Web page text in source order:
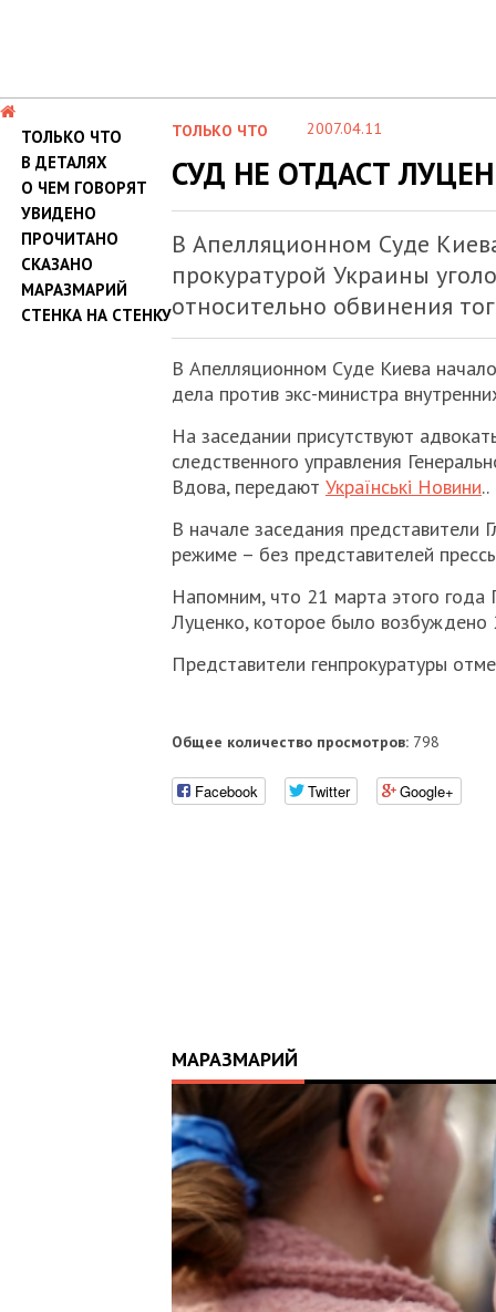
ТОЛЬКО ЧТО
В ДЕТАЛЯХ
О ЧЕМ ГОВОРЯТ
УВИДЕНО
ПРОЧИТАНО
СКАЗАНО
МАРАЗМАРИЙ
СТЕНКА НА СТЕНКУ
ТОЛЬКО ЧТО 2007.04.11
СУД НЕ ОТДАСТ
В Апелляционном Суде
прокуратурой Украины
относительно обвинения
В Апелляционном Суде Киева
дела против экс-министра
На заседании присутствуют
следственного управления
Вдова, передают Українські Новини..
В начале заседания представители
режиме – без представителей
Напомним, что 21 марта этого года
Луценко, которое было возбуждено
Представители генпрокуратуры
Общее количество просмотров: 798
Facebook Twitter Google+
МАРАЗМАРИЙ